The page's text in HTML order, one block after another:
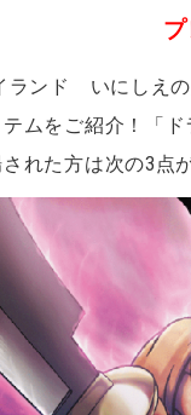
ランド いにしえ
ムをご紹介！
「
れた方は次の3点